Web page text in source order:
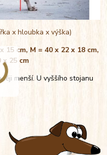
x hloubka x výška)
15 cm, M = 40 x 22 x 18 cm,
x 25 cm
menší. U vyššího stojanu